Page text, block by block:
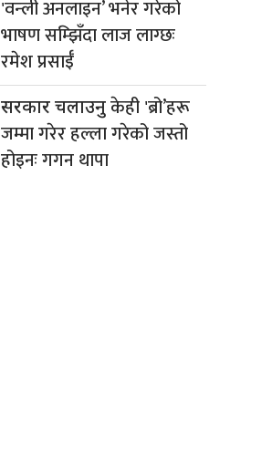
'वन्ली अनलाइन’ भनेर गरेको
भाषण सम्झिँदा लाज लाग्छः
रमेश प्रसाईँ
सरकार चलाउनुकेही 'ब्रो’हरू
जम्मा गरेर हल्ला गरेको जस्तो
होइनः गगन थापा